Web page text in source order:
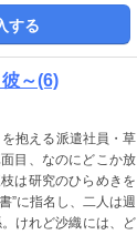
する
～(6)
抱える派遣社員・草
目、なのにどこか放
は研究のひらめきを
”に指名し、二人は週
けれど沙織には、ど